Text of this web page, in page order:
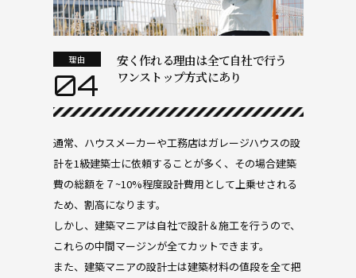
理由
04
安く作れる理由は全て自社で行う
ワンストップ方式にあり
通常、ハウスメーカーや工務店はガレージハウスの設
計を1級建築士に依頼することが多く、その場合建築
費の総額を７~10%程度設計費用として上乗せされる
ため、割高になります。
しかし、建築マニアは自社で設計＆施工を行うので、
これらの中間マージンが全てカットできます。
また、建築マニアの設計士は建築材料の値段を全て把